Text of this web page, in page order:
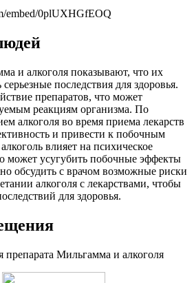
embed/0plUXHGfEOQ
и алкоголя показывают, что их
последствия для здоровья.
препаратов, что может
реакциям организма. По
алкоголя во время приема лекарств
и привести к побочным
влияет на психическое
может усугубить побочные эффекты
обсудить с врачом возможные риски
алкоголя с лекарствами, чтобы
для здоровья.